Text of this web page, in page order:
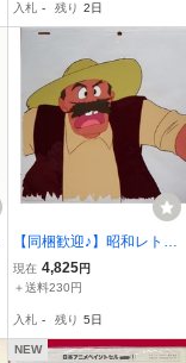
入札 - 残り 2日
【同梱歓迎♪】昭和レト
ロ・なつかしの名作アニ
メ 宮崎駿監督作品「未
どなる、ガルじいさんの
セル画です③
現在 4,825円
＋送料230円
入札 - 残り 5日
NEW